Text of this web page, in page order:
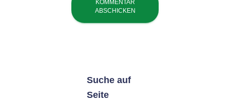
Suche auf
Seite